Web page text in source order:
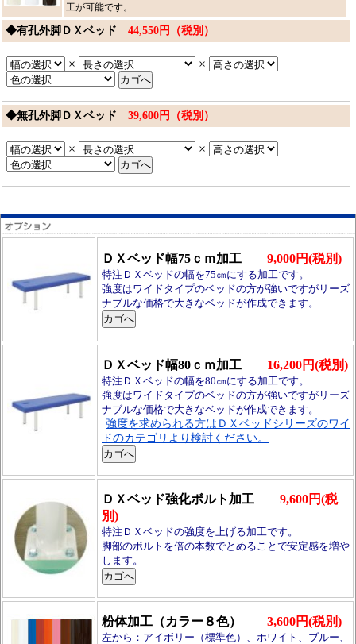
工が可能です。
◆有孔外脚ＤＸベッド 44,550円（税別）
× ×
◆無孔外脚ＤＸベッド 39,600円（税別）
× ×
ＤＸベッド幅75ｃｍ加工 9,000円(税別)
特注ＤＸベッドの幅を75㎝にする加工です。
強度はワイドタイプのベッドの方が強いですがリーズ
ナブルな価格で大きなベッドが作成できます。
ＤＸベッド幅80ｃｍ加工 16,200円(税別)
特注ＤＸベッドの幅を80㎝にする加工です。
強度はワイドタイプのベッドの方が強いですがリーズ
ナブルな価格で大きなベッドが作成できます。
強度を求められる方はＤＸベッドシリーズのワイ
ドのカテゴリより検討ください。
ＤＸベッド強化ボルト加工 9,600円(税
別)
特注ＤＸベッドの強度を上げる加工です。
脚部のボルトを倍の本数でとめることで安定感を増や
します。
粉体加工（カラー８色） 3,600円(税別)
左から：アイボリー（標準色）、ホワイト、ブルー、